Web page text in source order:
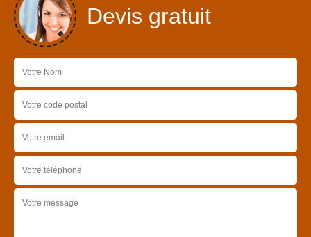
Devis gratuit